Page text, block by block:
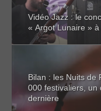
Vidéo Jazz : le
« Argot Lunaire »
Bilan : les Nuits de
000 festivaliers, un
dernière